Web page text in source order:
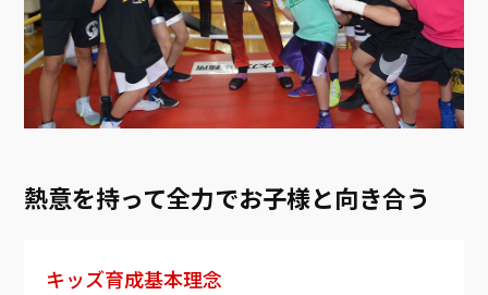
熱意を持って全力でお子様と向き合う
キッズ育成基本理念